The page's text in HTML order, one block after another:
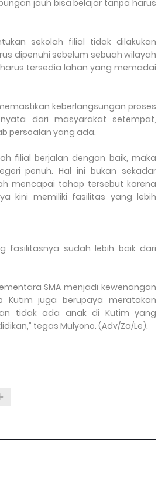
jauh bisa belajar tanpa harus
sekolah filial tidak dilakukan
dipenuhi sebelum sebuah wilayah
tersedia lahan yang memadai
keberlangsungan proses
dari masyarakat setempat,
persoalan yang ada.
filial berjalan dengan baik, maka
penuh. Hal ini bukan sekadar
mencapai tahap tersebut karena
kini memiliki fasilitas yang lebih
fasilitasnya sudah lebih baik dari
SMA menjadi kewenangan
Kutim juga berupaya meratakan
tidak ada anak di Kutim yang
tegas Mulyono. (Adv/Za/Le).